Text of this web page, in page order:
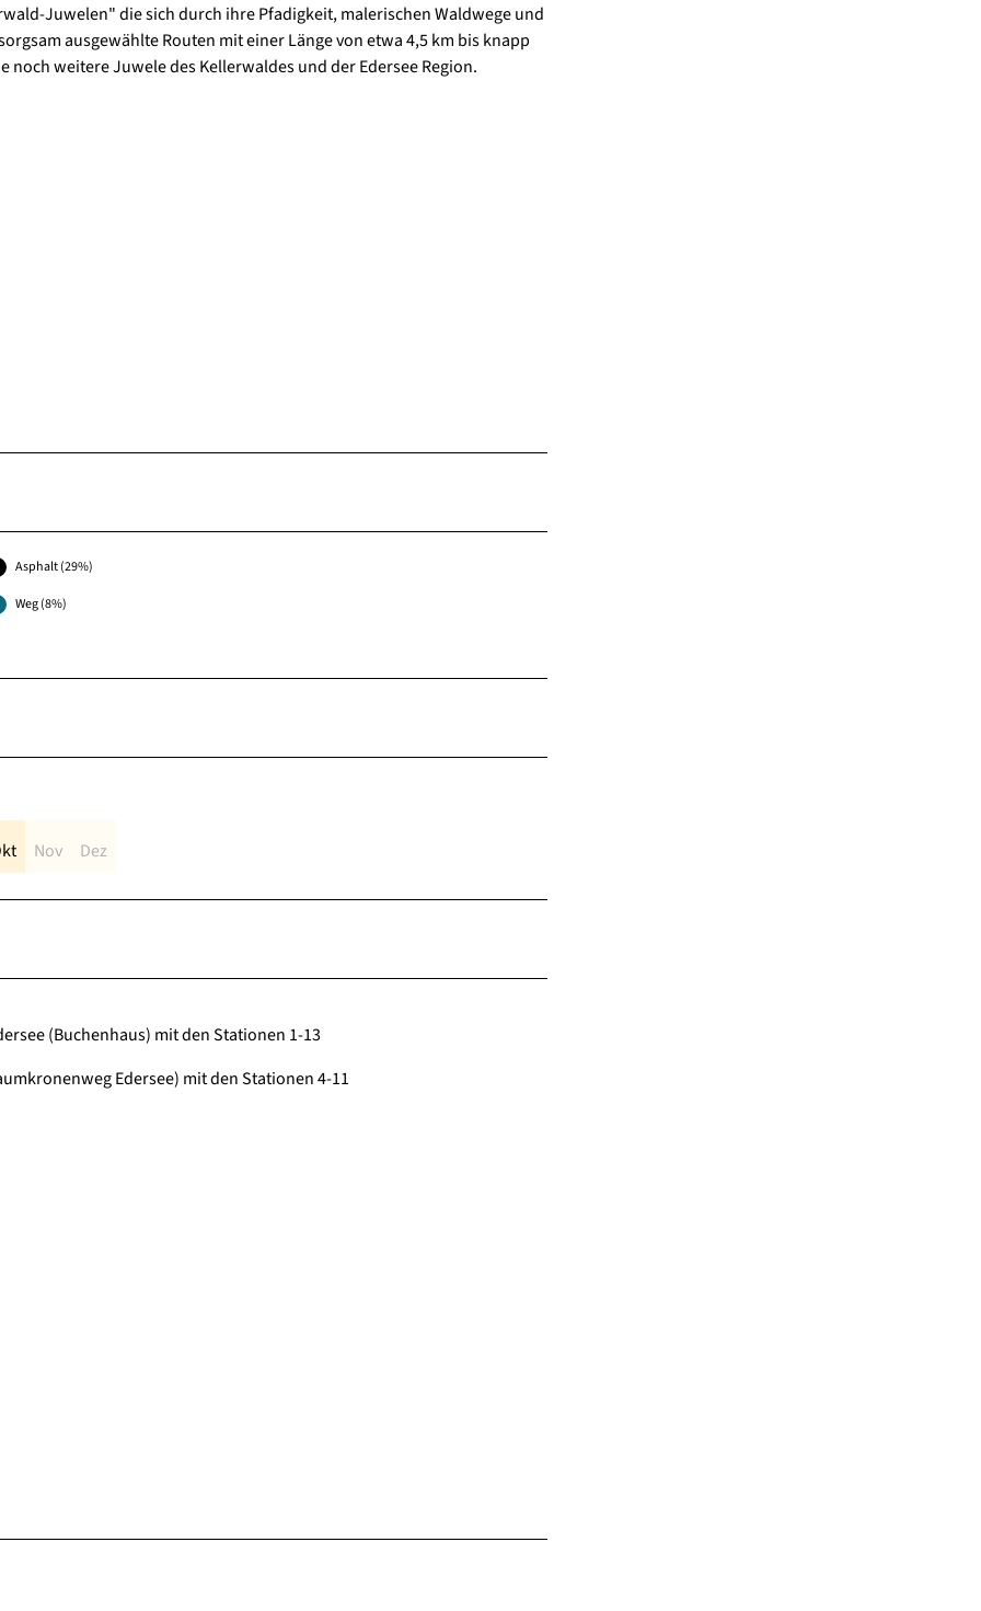
Juwelen" die sich durch ihre Pfadigkeit, malerischen Waldwege und
ausgewählte Routen mit einer Länge von etwa 4,5 km bis knapp
noch weitere Juwele des Kellerwaldes und der Edersee Region.
Asphalt (29%)
Weg (8%)
Nov Dez
(Buchenhaus) mit den Stationen 1-13
Edersee) mit den Stationen 4-11